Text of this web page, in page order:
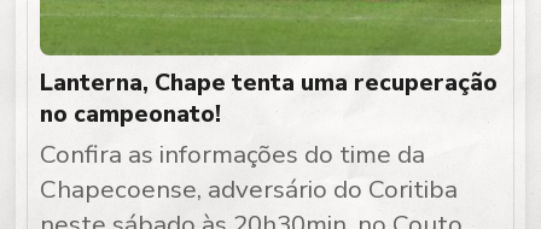
Lanterna, Chape tenta uma recuperação
no campeonato!
Confira as informações do time da
Chapecoense, adversário do Coritiba